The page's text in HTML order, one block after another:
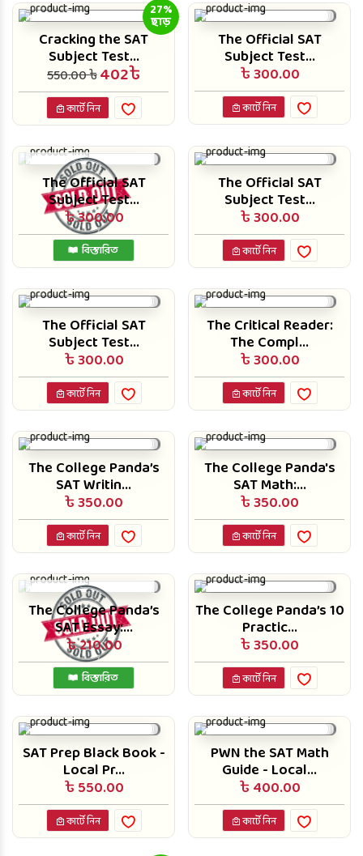
27%
ছাড়
Cracking the SAT
Subject Test...
550.00 ৳402৳
কার্টে নিন
The Official SAT
Subject Test...
৳ 300.00
কার্টে নিন
The Official SAT
Subject Test...
৳ 300.00
বিস্তারিত
The Official SAT
Subject Test...
৳ 300.00
কার্টে নিন
The Official SAT
Subject Test...
৳ 300.00
কার্টে নিন
The Critical Reader:
The Compl...
৳ 300.00
কার্টে নিন
The College Panda’s
SAT Writin...
৳ 350.00
কার্টে নিন
The College Panda's
SAT Math:...
৳ 350.00
কার্টে নিন
The College Panda’s
SAT Essay:...
৳ 210.00
বিস্তারিত
The College Panda’s 10
Practic...
৳ 350.00
কার্টে নিন
SAT Prep Black Book -
Local Pr...
৳ 550.00
কার্টে নিন
PWN the SAT Math
Guide - Local...
৳ 400.00
কার্টে নিন